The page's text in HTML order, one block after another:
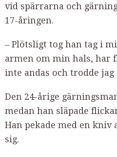
vid spärrarna och
17-åringen.
– Plötsligt tog han tag i
armen om min hals, har
inte andas och trodde jag
Den 24-årige
medan han släpade
Han pekade med en kniv
sig.